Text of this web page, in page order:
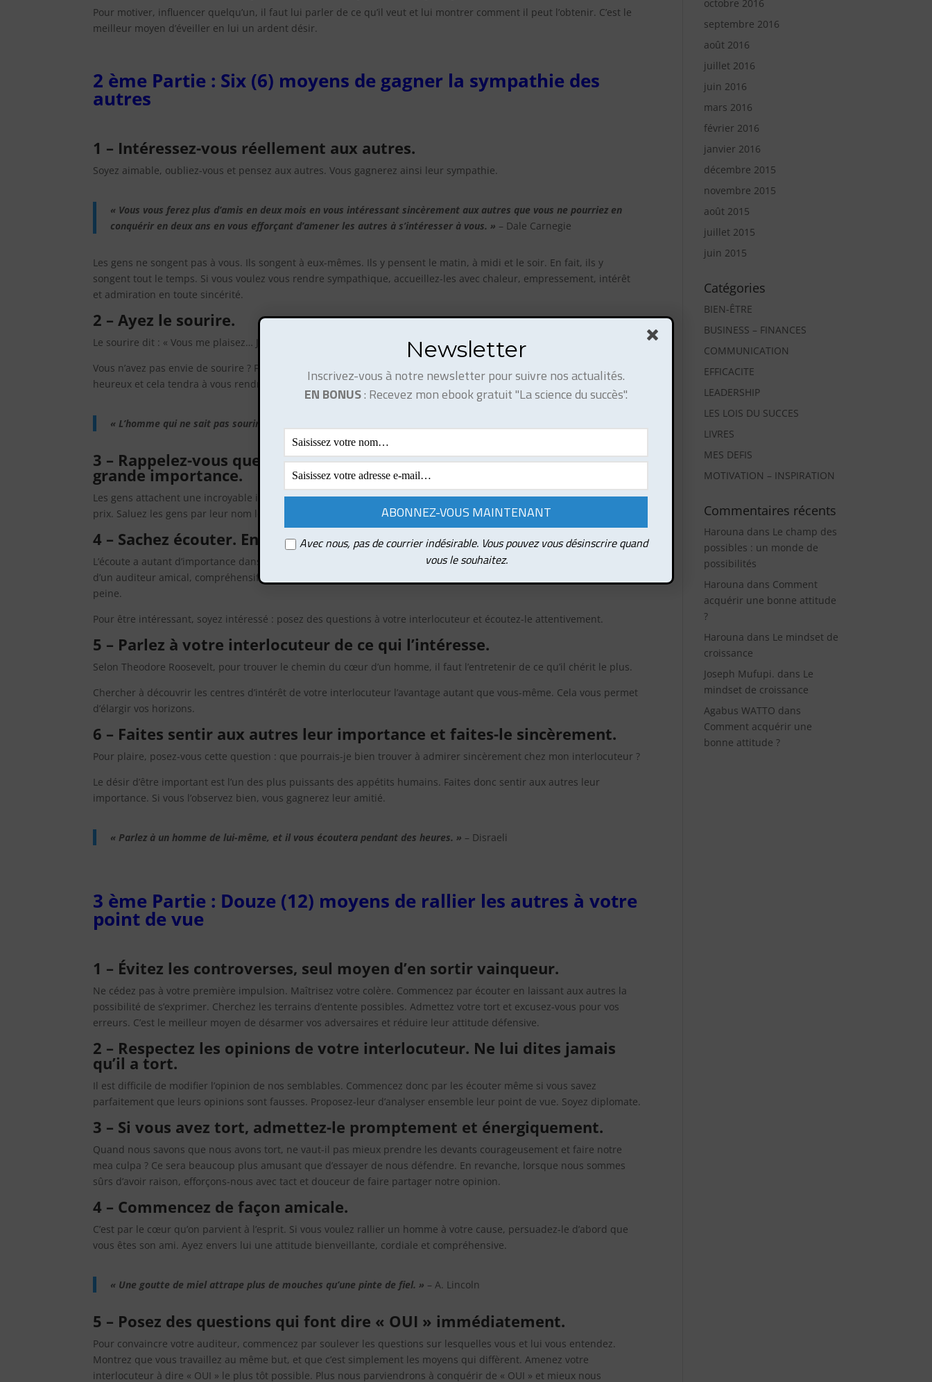
Pour motiver, influencer quelqu’un, il faut lui parler de ce qu’il veut et lui montrer comment il peut l’obtenir. C’est le
meilleur moyen d’éveiller en lui un ardent désir.
2 ème Partie : Six (6) moyens de gagner la sympathie des
autres
1 – Intéressez-vous réellement aux autres.
Soyez aimable, oubliez-vous et pensez aux autres. Vous gagnerez ainsi leur sympathie.
« Vous vous ferez plus d’amis en deux mois en vous intéressant sincèrement aux autres que vous ne pourriez en
conquérir en deux ans en vous efforçant d’amener les autres à s’intéresser à vous. » – Dale Carnegie
Les gens ne songent pas à vous. Ils songent à eux-mêmes. Ils y pensent le matin, à midi et le soir. En fait, ils y
songent tout le temps. Si vous voulez vous rendre sympathique, accueillez-les avec chaleur, empressement, intérêt
et admiration en toute sincérité.
2 – Ayez le sourire.
Le sourire dit : « Vous me plaisez… Je suis content de vous voir… Votre présence me rend heureux… ».
Vous n’avez pas envie de sourire ? Forcez-vous ! Fredonnez, chantez. Agissez comme si vous étiez déjà vraiment
heureux et cela tendra à vous rendre heureux.
« L’homme qui ne sait pas sourire ne doit pas ouvrir une échoppe. »
3 – Rappelez-vous que le nom d’une personne revêt pour elle une
grande importance.
Les gens attachent une incroyable importance à leur nom. Ils en sont si fiers qu’ils s’efforcent de le perpétuer à tout
prix. Saluez les gens par leur nom lorsque vous vous adressez à eux.
4 – Sachez écouter. Encouragez les autres à parler d’eux-mêmes.
L’écoute a autant d’importance dans la vie familiale que dans la vie professionnelle. Les gens ont souvent besoin que
d’un auditeur amical, compréhensif, sur lequel ils pourraient se décharger de leur fardeau lorsqu’ils sont dans la
peine.
Pour être intéressant, soyez intéressé : posez des questions à votre interlocuteur et écoutez-le attentivement.
5 – Parlez à votre interlocuteur de ce qui l’intéresse.
Selon Theodore Roosevelt, pour trouver le chemin du cœur d’un homme, il faut l’entretenir de ce qu’il chérit le plus.
Chercher à découvrir les centres d’intérêt de votre interlocuteur l’avantage autant que vous-même. Cela vous permet
d’élargir vos horizons.
6 – Faites sentir aux autres leur importance et faites-le sincèrement.
Pour plaire, posez-vous cette question : que pourrais-je bien trouver à admirer sincèrement chez mon interlocuteur ?
Le désir d’être important est l’un des plus puissants des appétits humains. Faites donc sentir aux autres leur
importance. Si vous l’observez bien, vous gagnerez leur amitié.
« Parlez à un homme de lui-même, et il vous écoutera pendant des heures. » – Disraeli
3 ème Partie : Douze (12) moyens de rallier les autres à votre
point de vue
1 – Évitez les controverses, seul moyen d’en sortir vainqueur.
Ne cédez pas à votre première impulsion. Maîtrisez votre colère. Commencez par écouter en laissant aux autres la
possibilité de s’exprimer. Cherchez les terrains d’entente possibles. Admettez votre tort et excusez-vous pour vos
erreurs. C’est le meilleur moyen de désarmer vos adversaires et réduire leur attitude défensive.
2 – Respectez les opinions de votre interlocuteur. Ne lui dites jamais
qu’il a tort.
Il est difficile de modifier l’opinion de nos semblables. Commencez donc par les écouter même si vous savez
parfaitement que leurs opinions sont fausses. Proposez-leur d’analyser ensemble leur point de vue. Soyez diplomate.
3 – Si vous avez tort, admettez-le promptement et énergiquement.
Quand nous savons que nous avons tort, ne vaut-il pas mieux prendre les devants courageusement et faire notre
mea culpa ? Ce sera beaucoup plus amusant que d’essayer de nous défendre. En revanche, lorsque nous sommes
sûrs d’avoir raison, efforçons-nous avec tact et douceur de faire partager notre opinion.
4 – Commencez de façon amicale.
C’est par le cœur qu’on parvient à l’esprit. Si vous voulez rallier un homme à votre cause, persuadez-le d’abord que
vous êtes son ami. Ayez envers lui une attitude bienveillante, cordiale et compréhensive.
« Une goutte de miel attrape plus de mouches qu’une pinte de fiel. » – A. Lincoln
5 – Posez des questions qui font dire « OUI » immédiatement.
Pour convaincre votre auditeur, commencez par soulever les questions sur lesquelles vous et lui vous entendez.
Montrez que vous travaillez au même but, et que c’est simplement les moyens qui diffèrent. Amenez votre
interlocuteur à dire « OUI » le plus tôt possible. Plus nous parviendrons à conquérir de « OUI » et mieux nous
octobre 2016
septembre 2016
août 2016
juillet 2016
juin 2016
mars 2016
février 2016
janvier 2016
décembre 2015
novembre 2015
août 2015
juillet 2015
juin 2015
Catégories
BIEN-ÊTRE
BUSINESS – FINANCES
COMMUNICATION
EFFICACITE
LEADERSHIP
LES LOIS DU SUCCES
LIVRES
MES DEFIS
MOTIVATION – INSPIRATION
Commentaires récents
Harouna dans Le champ des
possibles : un monde de
possibilités
Harouna dans Comment
acquérir une bonne attitude
?
Harouna dans Le mindset de
croissance
Joseph Mufupi. dans Le
mindset de croissance
Agabus WATTO dans
Comment acquérir une
bonne attitude ?
Newsletter
Inscrivez-vous à notre newsletter pour suivre nos actualités.
EN BONUS: Recevez mon ebook gratuit "La science du succès".
Avec nous, pas de courrier indésirable. Vous pouvez vous désinscrire quand
vous le souhaitez.